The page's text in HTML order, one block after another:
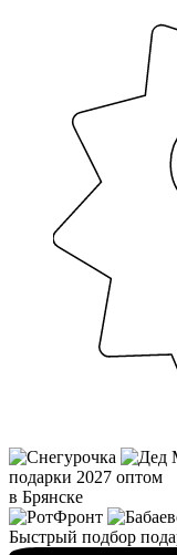
подарки 2027 оптом
в Брянске
Быстрый подбор